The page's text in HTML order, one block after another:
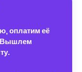
оплатим её
Вышлем